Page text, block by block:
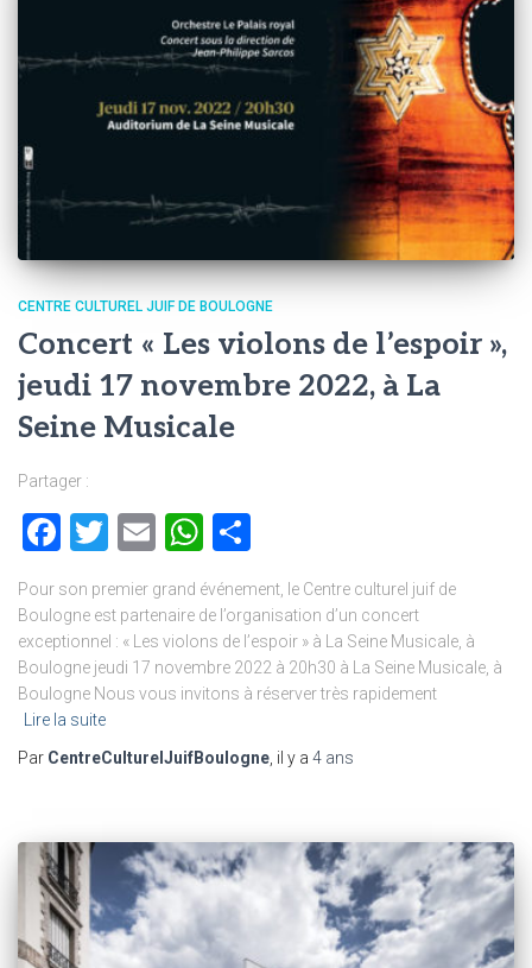
CENTRE CULTUREL JUIF DE BOULOGNE
Concert « Les violons de l’espoir »,
jeudi 17 novembre 2022, à La
Seine Musicale
Partager :
Facebook
Twitter
EmailWhatsApp
Pour son premier grand événement, le Centre culturel juif de
Boulogne est partenaire de l’organisation d’un concert
exceptionnel : « Les violons de l’espoir » à La Seine Musicale, à
Boulogne jeudi 17 novembre 2022 à 20h30 à La Seine Musicale, à
Boulogne Nous vous invitons à réserver très rapidement
Lire la suite
Par CentreCulturelJuifBoulogne, il y a 4 ans